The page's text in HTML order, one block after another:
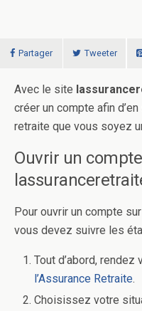
Partager Tweeter
Avec le site
créer un compte afin
retraite que vous soyez
Ouvrir un
Pour ouvrir un compte
vous devez suivre les
Tout d’abord, rendez
l’Assurance Retraite.
Choisissez votre